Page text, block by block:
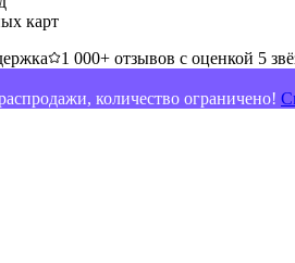
карт
1 000+ отзывов с оценкой 5
количество ограничено!